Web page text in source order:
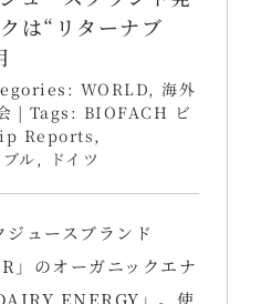
は“リターナブ
WORLD, 海外
| Tags: BIOFACH ビ
Reports,
ル , ドイツ
ジュースブランド
」のオーガニックエナ
ENERGY」。使